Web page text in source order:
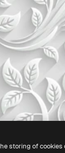
storing of